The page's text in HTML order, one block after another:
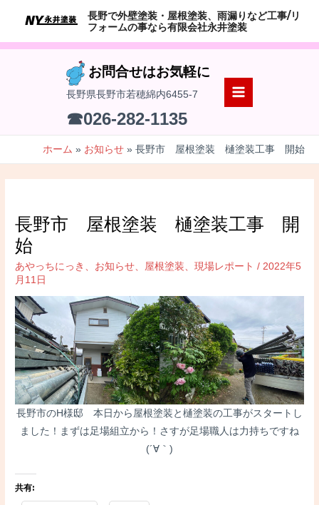
テ
長野で外壁塗装・屋根塗装、雨漏りなど工事/リ
フォームの事なら有限会社永井塗装
お問合せはお気軽に
長野県長野市若穂綿内6455-7
☎026-282-1135
MAIN
ホーム お知らせ 長野市 屋根塗装 樋塗装工事 開始
長野市 屋根塗装 樋塗装工事 開
始
あやっちにっき お知らせ 屋根塗装 、現場レポート / 2022年5
月11日
長野市のH様邸 本日から屋根塗装と樋塗装の工事がスタートし
ました！まずは足場組立から！さすが足場職人は力持ちですね
(´∀｀)
共有: